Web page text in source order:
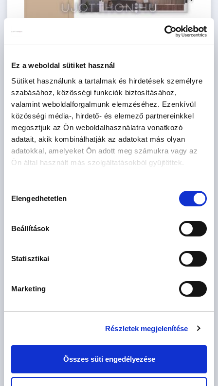
Ez a weboldal sütiket használ
Sütiket használunk a tartalmak és hirdetések személyre
szabásához, közösségi funkciók biztosításához,
valamint weboldalforgalmunk elemzéséhez. Ezenkívül
közösségi média-, hirdető- és elemező partnereinkkel
megosztjuk az Ön weboldalhasználatra vonatkozó
adatait, akik kombinálhatják az adatokat más olyan
adatokkal, amelyeket Ön adott meg számukra vagy az
Ön által használt más szolgáltatásokból gyűjtöttek.
kiválasztása
Elengedhetetlen
Beállítások
Statisztikai
Marketing
Részletek megjelenítése
Összes süti engedélyezése
64.99 M
28 m2
1 szoba
Ft
2
2 szoba
2.
emelet